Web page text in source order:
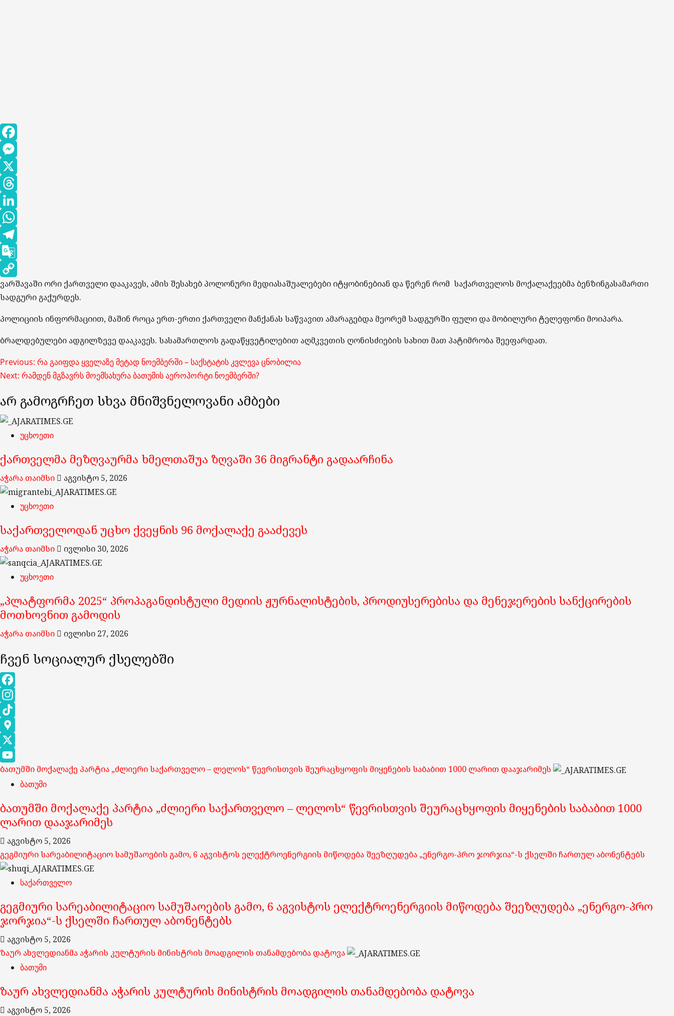
Facebook
Messenger
X
Threads
LinkedIn
WhatsApp
Telegram
Google
Translate
Copy
Link
ვარშავაში ორი ქართველი დააკავეს, ამის შესახებ პოლონური მედიასაშუალებები იტყობინებიან და წერენ რომ საქართველოს მოქალაქეებმა ბენზინგასამართი
სადგური გაქურდეს.
პოლიციის ინფორმაციით, მაშინ როცა ერთ-ერთი ქართველი მანქანას საწვავით ამარაგებდა მეორემ სადგურში ფული და მობილური ტელეფონი მოიპარა.
ბრალდებულები ადგილზევე დააკავეს. სასამართლოს გადაწყვეტილებით აღმკვეთის ღონისძიების სახით მათ პატიმრობა შეეფარდათ.
Post
navigation
Previous: რა გაიფდა ყველაზე მეტად ნოემბერში – საქსტატის კვლევა ცნობილია
Next: რამდენ მგზავრს მოემსახურა ბათუმის აეროპორტი ნოემბერში?
არ გამოგრჩეთ სხვა მნიშვნელოვანი ამბები
უცხოეთი
ქართველმა მეზღვაურმა ხმელთაშუა ზღვაში 36 მიგრანტი გადაარჩინა
აჭარა თაიმსი აგვისტო 5, 2026
უცხოეთი
საქართველოდან უცხო ქვეყნის 96 მოქალაქე გააძევეს
აჭარა თაიმსი ივლისი 30, 2026
უცხოეთი
„პლატფორმა 2025“ პროპაგანდისტული მედიის ჟურნალისტების, პროდიუსერებისა და მენეჯერების სანქცირების
მოთხოვნით გამოდის
აჭარა თაიმსი ივლისი 27, 2026
ჩვენ სოციალურ ქსელებში
Facebook
Instagram
TikTok
Google
Maps
X
YouTube
Channel
ბათუმში მოქალაქე პარტია „ძლიერი საქართველო – ლელოს“ წევრისთვის შეურაცხყოფის მიყენების საბაბით 1000 ლარით დააჯარიმეს
ბათუმი
ბათუმში მოქალაქე პარტია „ძლიერი საქართველო – ლელოს“ წევრისთვის შეურაცხყოფის მიყენების საბაბით 1000
ლარით დააჯარიმეს
აგვისტო 5, 2026
გეგმიური სარეაბილიტაციო სამუშაოების გამო, 6 აგვისტოს ელექტროენერგიის მიწოდება შეეზღუდება „ენერგო-პრო ჯორჯია“-ს ქსელში ჩართულ აბონენტებს
საქართველო
გეგმიური სარეაბილიტაციო სამუშაოების გამო, 6 აგვისტოს ელექტროენერგიის მიწოდება შეეზღუდება „ენერგო-პრო
ჯორჯია“-ს ქსელში ჩართულ აბონენტებს
აგვისტო 5, 2026
ზაურ ახვლედიანმა აჭარის კულტურის მინისტრის მოადგილის თანამდებობა დატოვა
ბათუმი
ზაურ ახვლედიანმა აჭარის კულტურის მინისტრის მოადგილის თანამდებობა დატოვა
აგვისტო 5, 2026